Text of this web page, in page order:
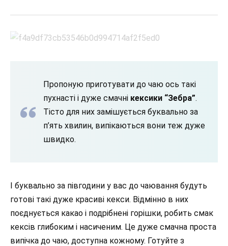
Пропоную приготувати до чаю ось такі
пухнасті і дуже смачні кексики “Зебра”.
Тісто для них замішується буквально за
п’ять хвилин, випікаються вони теж дуже
швидко.
І буквально за півгодини у вас до чаювання будуть
готові такі дуже красиві кекси. Відмінно в них
поєднується какао і подрібнені горішки, робить смак
кексів глибоким і насиченим. Це дуже смачна проста
випічка до чаю, доступна кожному. Готуйте з